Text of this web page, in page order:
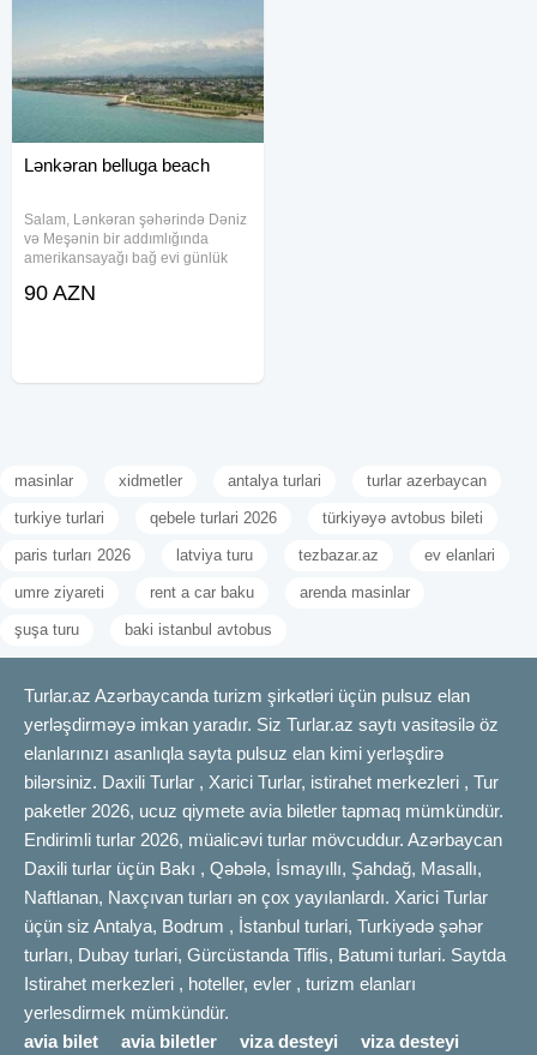
Lənkəran belluga beach
Salam, Lənkəran şəhərində Dəniz
və Meşənin bir addımlığında
amerikansayağı bağ evi günlük
daxilində hamam yerləşir. Qaz,
90 AZN
masinlar xidmetler antalya turlari turlar azerbaycan
turkiye turlari qebele turlari 2026 türkiyəyə avtobus bileti
paris turları 2026 latviya turu tezbazar.az ev elanlari
umre ziyareti rent a car baku arenda masinlar
şuşa turu baki istanbul avtobus
Turlar.az Azərbaycanda turizm şirkətləri üçün pulsuz elan
yerləşdirməyə imkan yaradır. Siz Turlar.az saytı vasitəsilə öz
elanlarınızı asanlıqla sayta pulsuz elan kimi yerləşdirə
bilərsiniz. Daxili Turlar , Xarici Turlar, istirahet merkezleri , Tur
paketler 2026, ucuz qiymete avia biletler tapmaq mümkündür.
Endirimli turlar 2026, müalicəvi turlar mövcuddur. Azərbaycan
Daxili turlar üçün Bakı , Qəbələ, İsmayıllı, Şahdağ, Masallı,
Naftlanan, Naxçıvan turları ən çox yayılanlardı. Xarici Turlar
üçün siz Antalya, Bodrum , İstanbul turlari, Turkiyədə şəhər
turları, Dubay turlari, Gürcüstanda Tiflis, Batumi turlari. Saytda
Istirahet merkezleri , hoteller, evler , turizm elanları
yerlesdirmek mümkündür.
avia bilet
avia biletler viza desteyi viza desteyi